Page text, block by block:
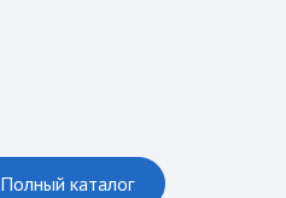
Полный каталог